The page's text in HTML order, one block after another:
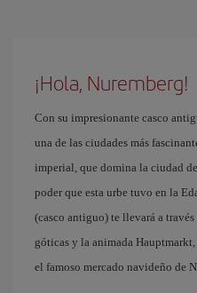
¡Hola, Nuremberg!
Con su impresionante casco
una de las ciudades más
imperial, que domina la ciudad
poder que esta urbe tuvo en la
(casco antiguo) te llevará a
góticas y la animada
el famoso mercado navideño de